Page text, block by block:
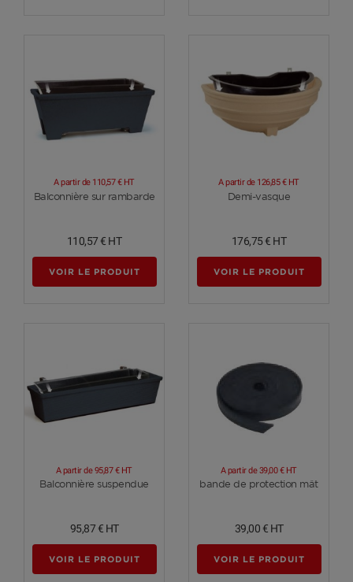
Voir plus
Balconnière sur rambarde
A partir de 110,57 € HT
110,57 € HT
VOIR LE PRODUIT
Voir plus
Demi-vasque
A partir de 126,85 € HT
176,75 € HT
VOIR LE PRODUIT
Voir plus
Balconnière suspendue
A partir de95,87 € HT
95,87 € HT
VOIR LE PRODUIT
Voir plus
bande de protection mât
A partir de39,00 € HT
39,00 € HT
VOIR LE PRODUIT